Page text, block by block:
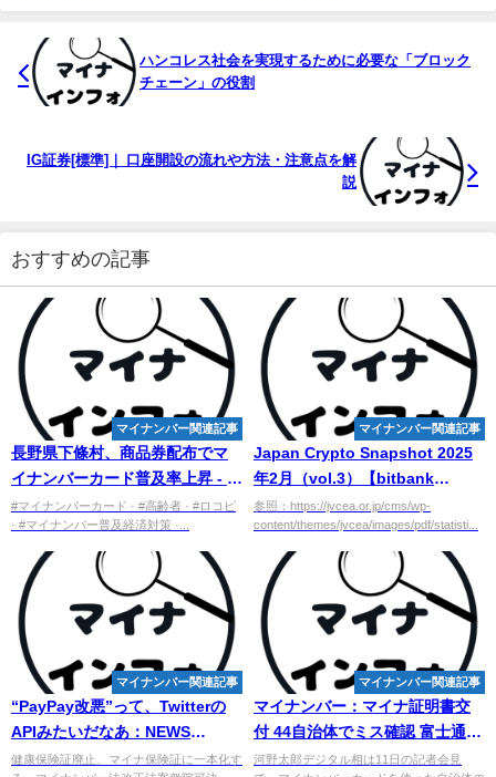
ハンコレス社会を実現するために必要な「ブロック
チェーン」の役割
IG証券[標準]｜ 口座開設の流れや方法・注意点を解
説
おすすめの記事
マイナンバー関連記事
長野県下條村、商品券配布でマ
イナンバーカード普及率上昇 - 日
本経済新聞
#マイナンバーカード · #高齢者 · #ロコピ
· #マイナンバー普及経済対策 ·...
マイナンバー関連記事
Japan Crypto Snapshot 2025
年2月（vol.3）【bitbank
Ventures】 - Yahoo!ファイナン
ス
参照：https://jvcea.or.jp/cms/wp-
content/themes/jvcea/images/pdf/statisti...
マイナンバー関連記事
“PayPay改悪”って、Twitterの
APIみたいだなあ：NEWS
Weekly Top10 - ITmedia
健康保険証廃止、マイナ保険証に一本化す
マイナンバー関連記事
マイナンバー ：マイナ証明書交
付 44自治体でミス確認 富士通 -
毎日新聞
河野太郎デジタル相は11日の記者会見